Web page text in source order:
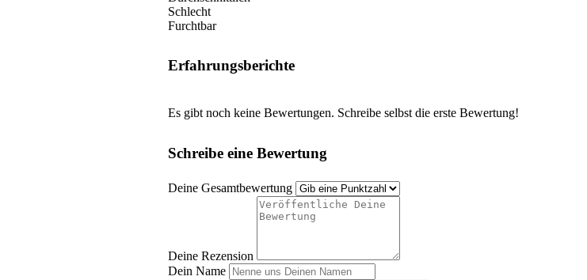
Schlecht
Furchtbar
Erfahrungsberichte
Es gibt noch keine Bewertungen. Schreibe selbst die erste Bewertung!
Schreibe eine Bewertung
Deine Gesamtbewertung
Deine Rezension
Dein Name